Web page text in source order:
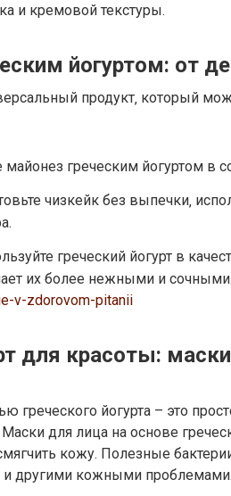
и кремовой текстуры.
йогуртом: от
продукт‚ который
греческим йогуртом в
чизкейк без выпечки‚
греческий йогурт в
их более нежными и сочными.
v-zdorovom-pitanii
для красоты:
греческого йогурта – это
для лица на основе
кожу. Полезные
и другими кожными проблемами.